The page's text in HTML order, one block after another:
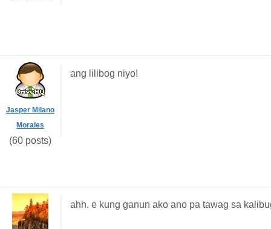
Jasper Milano
Morales
(60 posts)
ang lilibog niyo!
ahh. e kung ganun ako ano pa tawag sa